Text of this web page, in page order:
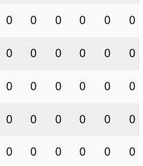
0 0 0 0 0 0
0 0 0 0 0 0
0 0 0 0 0 0
0 0 0 0 0 0
0 0 0 0 0 0